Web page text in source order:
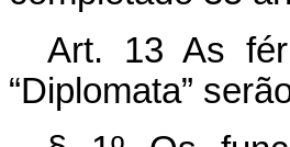
Art. 13 As
“Diplomata”